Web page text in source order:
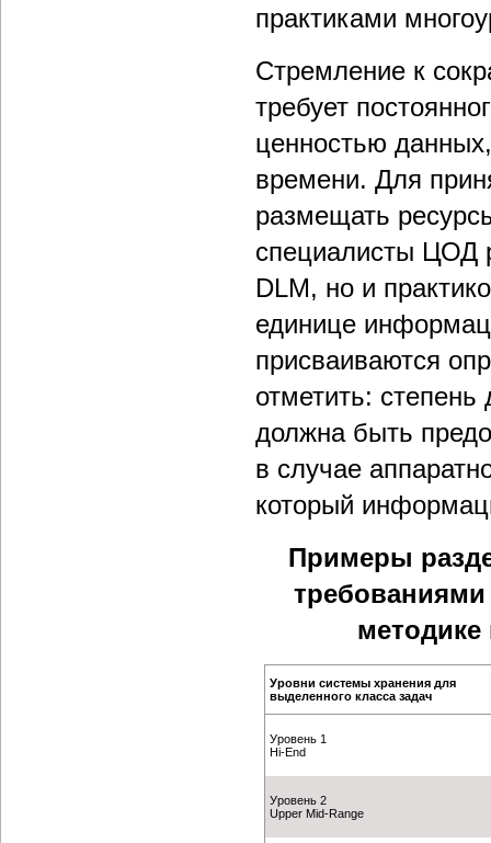
практиками
Стремление к
требует
ценностью
времени. Для
размещать
специалисты ЦОД
DLM, но и
единице
присваиваются
отметить:
должна быть
в случае
который
Примеры
Уровни системы хранения для
выделенного класса задач
Уровень 1
Hi-End
Уровень 2
Upper Mid-Range